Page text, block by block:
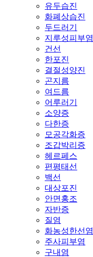
유두습진
화폐상습진
두드러기
지루성피부염
건선
한포진
결절성양진
곤지름
여드름
어루러기
소양증
다한증
모공각화증
조갑박리증
헤르페스
편평태선
백선
대상포진
안면홍조
자반증
질염
화농성한선염
주사피부염
구내염